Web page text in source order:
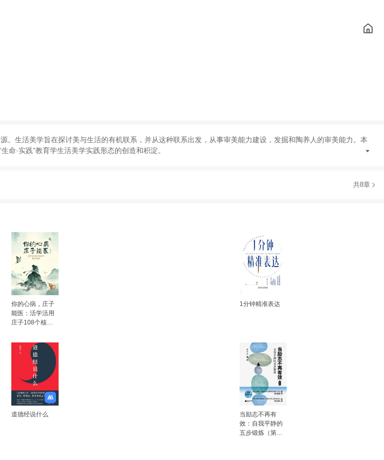
。 生活美学旨在探讨美与生活的有机联系 ， 并从这种联系出发 ， 从事审美能力建设 ， 发掘和陶养人的审美能力 。 本
生命·实践”教育学生活美学实践形态的创造和积淀。
共8章
你的心病，庄子
能医：活学活用
庄子108个核心
1分钟精准表达
道德经说什么
当励志不再有
效：自我平静的
五步锻炼（第三